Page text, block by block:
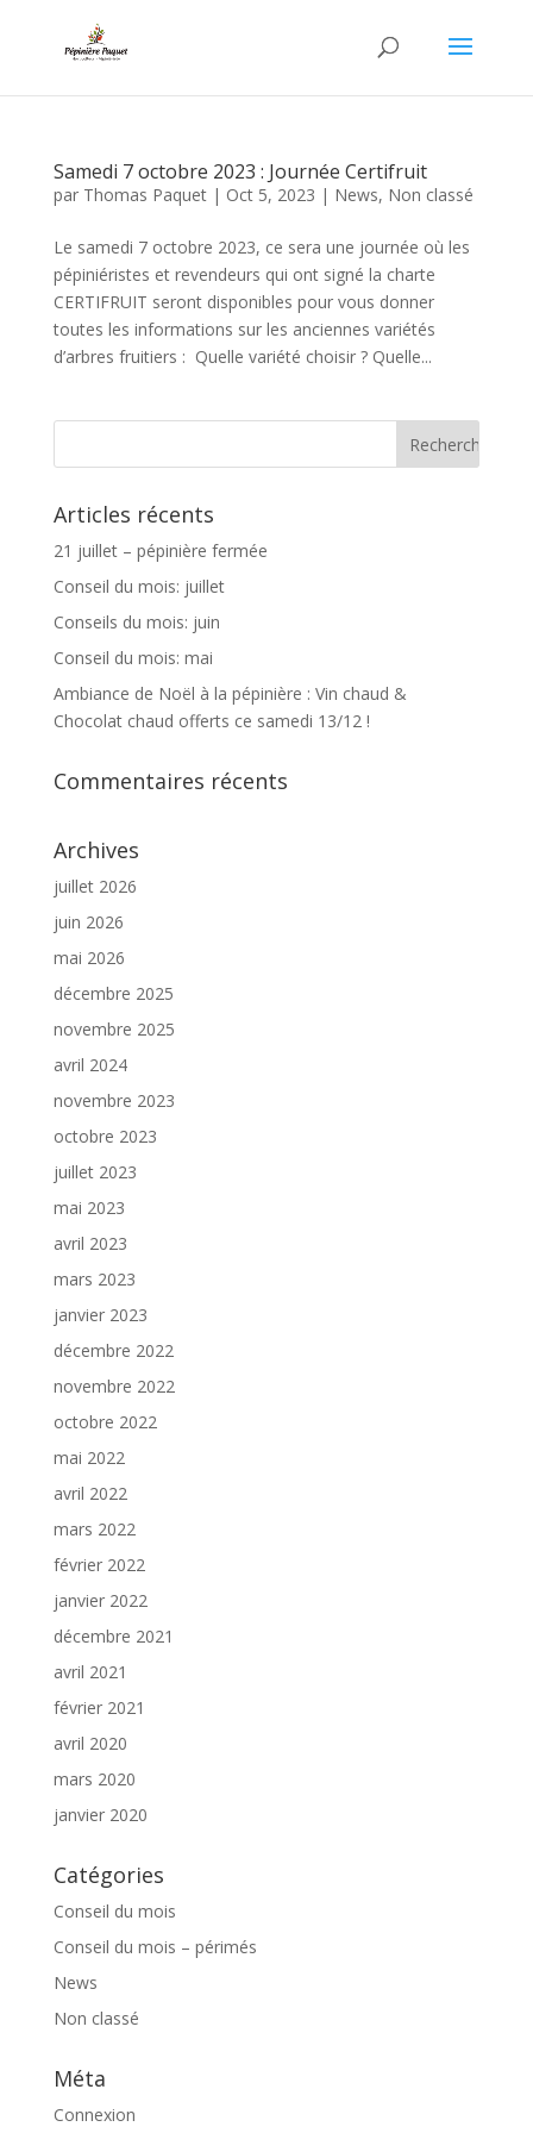
Samedi 7 octobre 2023 : Journée Certifruit
par Thomas Paquet| Oct 5, 2023 | News, Non classé
Le samedi 7 octobre 2023, ce sera une journée où les
pépiniéristes et revendeurs qui ont signé la charte
CERTIFRUIT seront disponibles pour vous donner
toutes les informations sur les anciennes variétés
d’arbres fruitiers : Quelle variété choisir ? Quelle...
Articles récents
21 juillet – pépinière fermée
Conseil du mois: juillet
Conseils du mois: juin
Conseil du mois: mai
Ambiance de Noël à la pépinière : Vin chaud &
Chocolat chaud offerts ce samedi 13/12 !
Commentaires récents
Archives
juillet 2026
juin 2026
mai 2026
décembre 2025
novembre 2025
avril 2024
novembre 2023
octobre 2023
juillet 2023
mai 2023
avril 2023
mars 2023
janvier 2023
décembre 2022
novembre 2022
octobre 2022
mai 2022
avril 2022
mars 2022
février 2022
janvier 2022
décembre 2021
avril 2021
février 2021
avril 2020
mars 2020
janvier 2020
Catégories
Conseil du mois
Conseil du mois – périmés
News
Non classé
Méta
Connexion